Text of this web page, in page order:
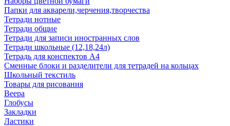
Папки для акварели,черчения,творчества
Тетради нотные
Тетради общие
Тетради для записи иностранных слов
Тетради школьные (12,18,24л)
Тетрадь для конспектов А4
Сменные блоки и разделители для тетрадей на кольцах
Школьный текстиль
Товары для рисования
Веера
Глобусы
Закладки
Ластики